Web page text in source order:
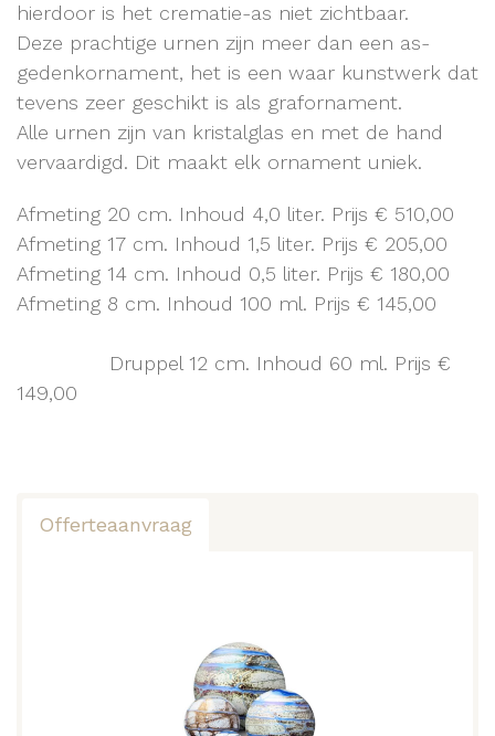
hierdoor is het crematie-as niet zichtbaar.
Deze prachtige urnen zijn meer dan een as-
gedenkornament, het is een waar kunstwerk dat
tevens zeer geschikt is als grafornament.
Alle urnen zijn van kristalglas en met de hand
vervaardigd. Dit maakt elk ornament uniek.
Afmeting 20 cm. Inhoud 4,0 liter. Prijs € 510,00
Afmeting 17 cm. Inhoud 1,5 liter. Prijs € 205,00
Afmeting 14 cm. Inhoud 0,5 liter. Prijs € 180,00
Afmeting 8 cm. Inhoud 100 ml. Prijs € 145,00
Druppel 12 cm. Inhoud 60 ml. Prijs €
149,00
Offerteaanvraag